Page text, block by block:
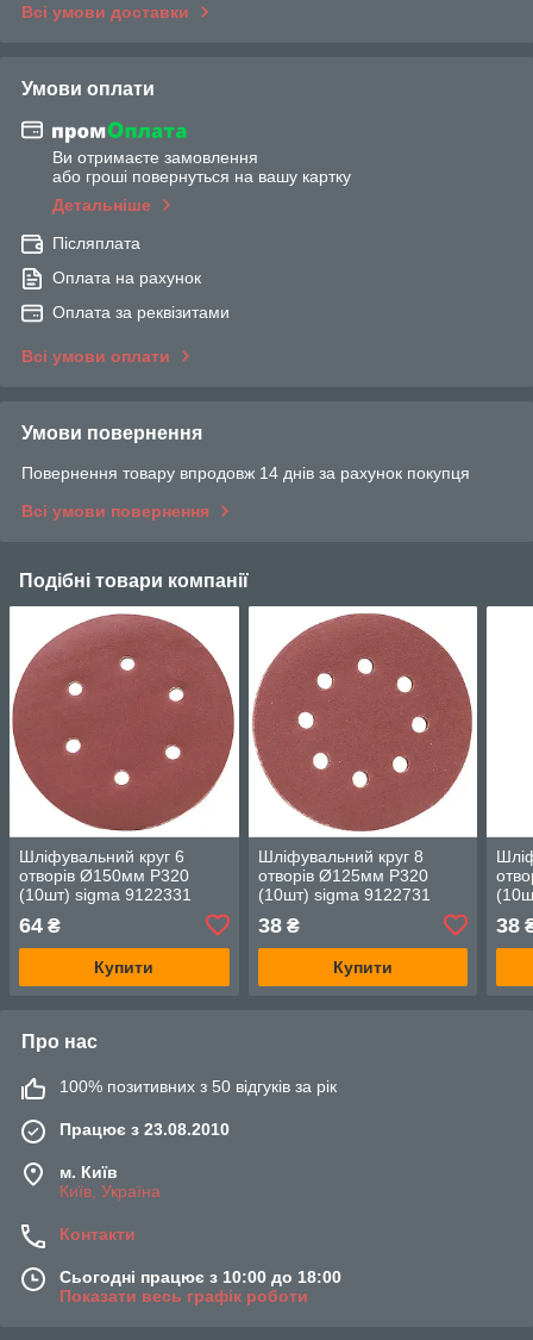
Всі умови доставки
Умови оплати
Ви отримаєте замовлення
або гроші повернуться на вашу картку
Детальніше
Післяплата
Оплата на рахунок
Оплата за реквізитами
Всі умови оплати
Умови повернення
Повернення товару впродовж 14 днів за рахунок покупця
Всі умови повернення
Подібні товари компанії
Шліфувальний круг 6
отворів Ø150мм P320
(10шт) sigma 9122331
64 ₴
Купити
Шліфувальний круг 8
отворів Ø125мм P320
(10шт) sigma 9122731
38₴
Купити
38
Про нас
100% позитивних з 50 відгуків за рік
Працює з 23.08.2010
м. Київ
Київ, Україна
Контакти
Сьогодні працює з 10:00 до 18:00
Показати весь графік роботи